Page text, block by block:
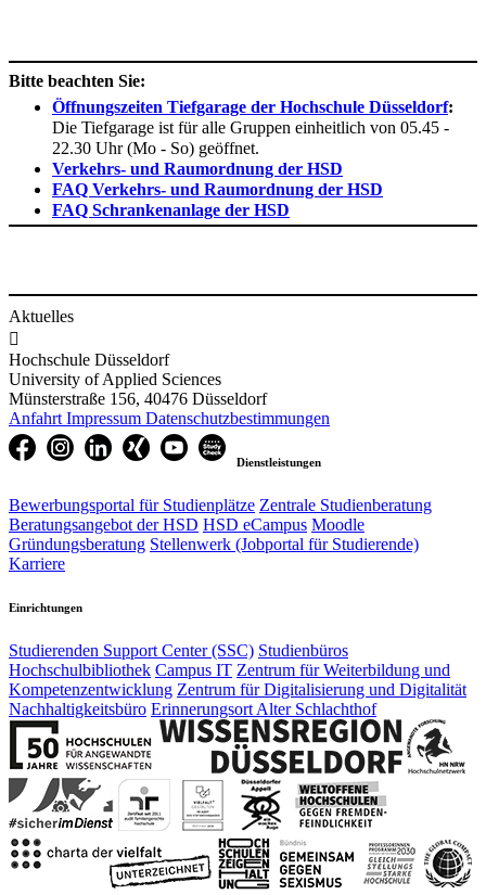
Bitte beachten Sie:
Öffnungszeiten Tiefgarage der Hochschule Düsseldorf​:
Die Tiefgarage ist für alle Gruppen einheitlich von 05.45 -
22.30 Uhr (Mo - So) geöffnet.
Verkehrs- und Raumordnung der HSD
FAQ Verkehrs- und Raumordnung der HSD
FAQ Schrankenanlage der HSD
Aktuelles

Hochschule Düsseldorf
University of Applied Sciences
Münsterstraße 156, 40476 Düsseldorf
Anfahrt Impressum Datenschutzbestimmungen
Dienstleistungen
Bewerbungsportal für Studienplätze Zentrale Studienberatung
Beratungsangebot der HSD HSD eCampus Moodle
Gründungsberatung Stellenwerk (Jobportal für Studierende)
Karriere
Einrichtungen
Studierenden Support Center (SSC) Studienbüros
Hochschulbibliothek Campus IT Zentrum für Weiterbildung und
Kompetenzentwicklung Zentrum für Digitalisierung und Digitalität
Nachhaltigkeitsbüro Erinnerungsort Alter Schlachthof